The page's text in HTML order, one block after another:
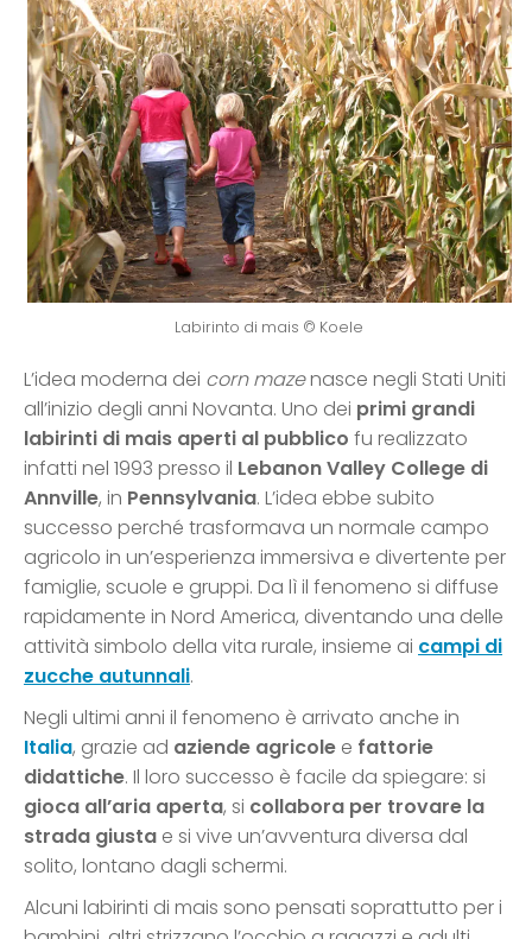
Labirinto di mais © Koele
L’idea moderna dei corn mazenasce negli Stati Uniti
all’inizio degli anni Novanta. Uno dei primi grandi
labirinti di mais aperti al pubblico fu realizzato
infatti nel 1993 presso il Lebanon Valley College di
Annville, in Pennsylvania. L’idea ebbe subito
successo perché trasformava un normale campo
agricolo in un’esperienza immersiva e divertente per
famiglie, scuole e gruppi. Da lì il fenomeno si diffuse
rapidamente in Nord America, diventando una delle
attività simbolo della vita rurale, insieme ai campi di
zucche autunnali.
Negli ultimi anni il fenomeno è arrivato anche in
Italia, grazie ad aziende agricole e fattorie
didattiche. Il loro successo è facile da spiegare: si
gioca all’aria aperta, si collabora per trovare la
strada giusta e si vive un’avventura diversa dal
solito, lontano dagli schermi.
Alcuni labirinti di mais sono pensati soprattutto per i